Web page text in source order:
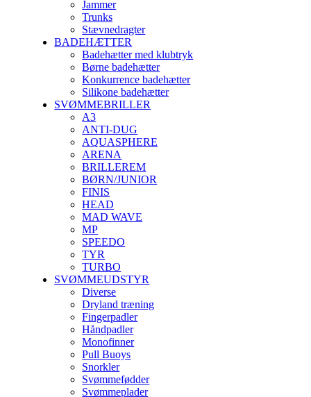
Jammer
Trunks
Stævnedragter
BADEHÆTTER
Badehætter med klubtryk
Børne badehætter
Konkurrence badehætter
Silikone badehætter
SVØMMEBRILLER
A3
ANTI-DUG
AQUASPHERE
ARENA
BRILLEREM
BØRN/JUNIOR
FINIS
HEAD
MAD WAVE
MP
SPEEDO
TYR
TURBO
SVØMMEUDSTYR
Diverse
Dryland træning
Fingerpadler
Håndpadler
Monofinner
Pull Buoys
Snorkler
Svømmefødder
Svømmeplader